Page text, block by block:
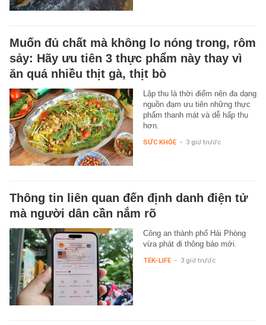
Muốn đủ chất mà không lo nóng trong, rôm
sảy: Hãy ưu tiên 3 thực phẩm này thay vì
ăn quá nhiều thịt gà, thịt bò
Lập thu là thời điểm nên đa dạng
nguồn đạm ưu tiên những thực
phẩm thanh mát và dễ hấp thu
hơn.
SỨC KHỎE - 3 giờ trước
Thông tin liên quan đến định danh điện tử
mà người dân cần nắm rõ
Công an thành phố Hải Phòng
vừa phát đi thông báo mới.
TEK-LIFE - 3 giờ trước